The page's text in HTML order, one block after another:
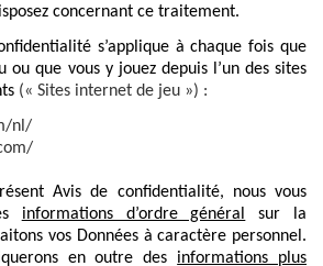
concernant ce traitement.
s’applique à chaque fois que
ou que vous y jouez depuis l’un des sites
(« Sites internet de jeu ») :
nl/
Avis de confidentialité, nous vous
informations d’ordre général
sur la
vos Données à caractère personnel.
en outre des informations plus